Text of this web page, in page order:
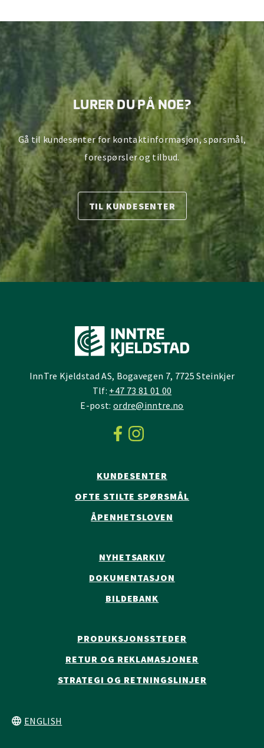
LURER DU PÅ NOE?
Gå til kundesenter for kontaktinformasjon, spørsmål,
forespørsler og tilbud.
TIL KUNDESENTER
InnTre Kjeldstad AS, Bogavegen 7, 7725 Steinkjer
Tlf: +47 73 81 01 00
E-post: ordre@inntre.no
KUNDESENTER
OFTE STILTE SPØRSMÅL
ÅPENHETSLOVEN
NYHETSARKIV
DOKUMENTASJON
BILDEBANK
PRODUKSJONSSTEDER
RETUR OG REKLAMASJONER
STRATEGI OG RETNINGSLINJER
ENGLISH